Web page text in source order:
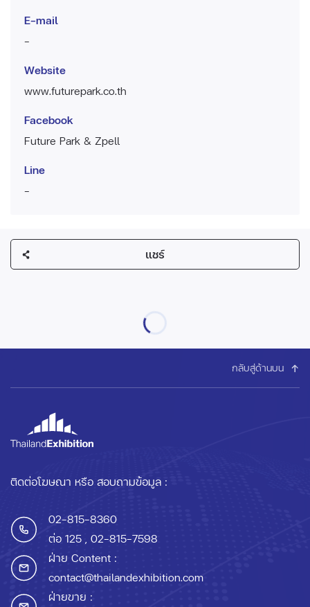
E-mail
-
Website
www.futurepark.co.th
Facebook
Future Park & Zpell
Line
-
แชร์
กลับสู่ด้านบน
ติดต่อโฆษณา หรือ สอบถามข้อมูล :
02-815-8360
ต่อ 125 , 02-815-7598
ฝ่าย Content :
contact@thailandexhibition.com
ฝ่ายขาย :